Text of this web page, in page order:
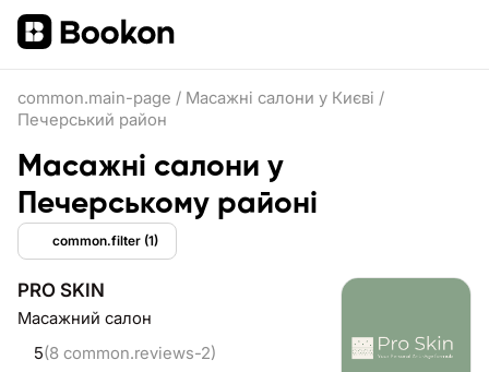
common.main-page / Масажні салони у Києві /
Печерський район
Масажні салони у
Печерському районі
common.filter (1)
PRO SKIN
Масажний салон
5(8 common.reviews-2)